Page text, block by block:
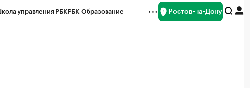
управления РБКРБК Образование Ростов-на-Дону